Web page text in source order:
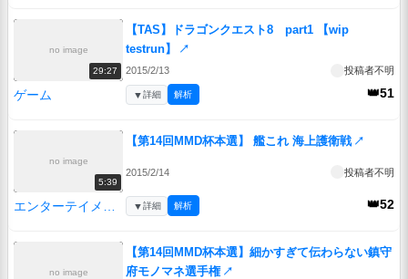
no image
29:27
【TAS】ドラゴンクエスト8 part1 【wip
testrun】
↗
2015/2/13 投稿者不明
ゲーム 👑51
▼詳細 解析
no image
5:39
【第14回MMD杯本選】 艦これ 海上護衛戦 ↗
2015/2/14 投稿者不明
👑52
▼詳細 解析
no image
【第14回MMD杯本選】細かすぎて伝わらない鎮守
府モノマネ選手権 ↗